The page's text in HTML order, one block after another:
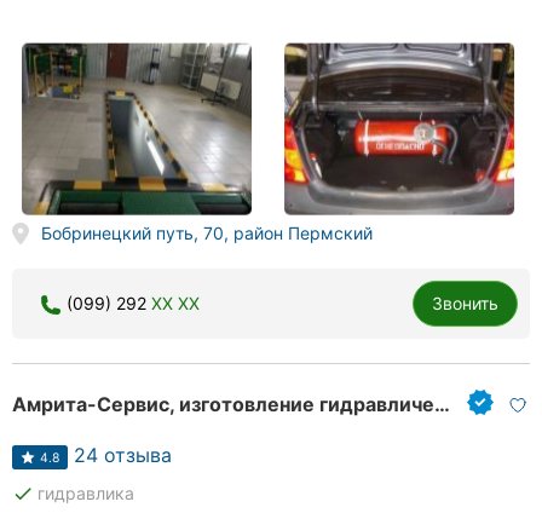
Бобринецкий путь, 70, район Пермский
(099) 292 XX XX Звонить
Амрита-Сервис, изготовление гидравлических рукавов
4.8 24 отзыва
done гидравлика